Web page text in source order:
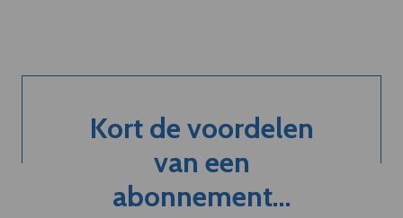
Kort de voordelen
van een
abonnement...